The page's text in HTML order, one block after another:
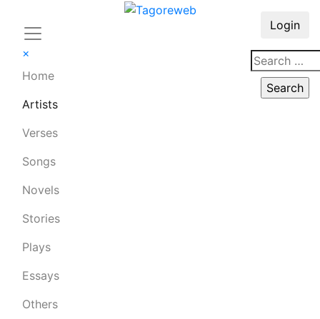
×
Home
Artists
Verses
Songs
Novels
Stories
Plays
Essays
Others
Login